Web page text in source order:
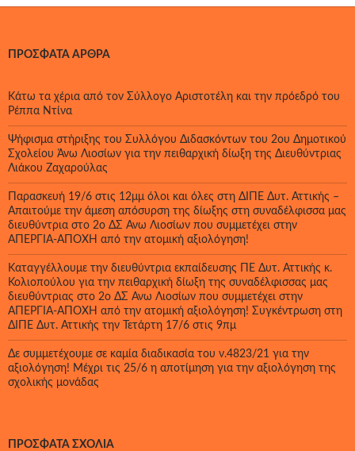
ΠΡΌΣΦΑΤΑ ΆΡΘΡΑ
Κάτω τα χέρια από τον Σύλλογο Αριστοτέλη και την πρόεδρό του
Ρέππα Ντίνα
Ψήφισμα στήριξης του Συλλόγου Διδασκόντων του 2ου Δημοτικού
Σχολείου Άνω Λιοσίων για την πειθαρχική δίωξη της Διευθύντριας
Λιάκου Ζαχαρούλας
Παρασκευή 19/6 στις 12μμ όλοι και όλες στη ΔΙΠΕ Δυτ. Αττικής –
Απαιτούμε την άμεση απόσυρση της δίωξης στη συναδέλφισσα μας
διευθύντρια στο 2ο ΔΣ Άνω Λιοσίων που συμμετέχει στην
ΑΠΕΡΓΙΑ-ΑΠΟΧΗ από την ατομική αξιολόγηση!
Καταγγέλλουμε την διευθύντρια εκπαίδευσης ΠΕ Δυτ. Αττικής κ.
Κολιοπούλου για την πειθαρχική δίωξη της συναδέλφισσας μας
διευθύντριας στο 2ο ΔΣ Άνω Λιοσίων που συμμετέχει στην
ΑΠΕΡΓΙΑ-ΑΠΟΧΗ από την ατομική αξιολόγηση! Συγκέντρωση στη
ΔΙΠΕ Δυτ. Αττικής την Τετάρτη 17/6 στις 9πμ
Δε συμμετέχουμε σε καμία διαδικασία του ν.4823/21 για την
αξιολόγηση! Μέχρι τις 25/6 η αποτίμηση για την αξιολόγηση της
σχολικής μονάδας
ΠΡΌΣΦΑΤΑ ΣΧΌΛΙΑ